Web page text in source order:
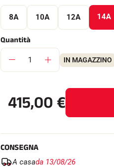
SCI DI FONDO
8A 10A 12A 14A
Quantità
IN MAGAZZINO
415,00€
CONSEGNA
A casada 13/08/26